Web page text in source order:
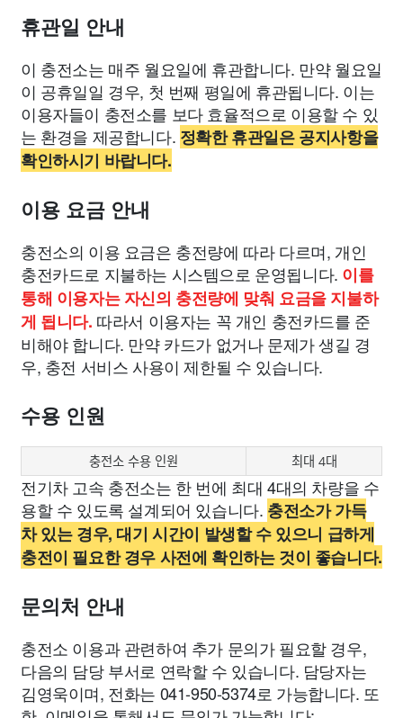
휴관일 안내
이 충전소는 매주 월요일에 휴관합니다. 만약 월요일
이 공휴일일 경우, 첫 번째 평일에 휴관됩니다. 이는
이용자들이 충전소를 보다 효율적으로 이용할 수 있
는 환경을 제공합니다. 정확한 휴관일은 공지사항을
확인하시기 바랍니다.
이용 요금 안내
충전소의 이용 요금은 충전량에 따라 다르며, 개인
충전카드로 지불하는 시스템으로 운영됩니다. 이를
통해 이용자는 자신의 충전량에 맞춰 요금을 지불하
게 됩니다. 따라서 이용자는 꼭 개인 충전카드를 준
비해야 합니다. 만약 카드가 없거나 문제가 생길 경
우, 충전 서비스 사용이 제한될 수 있습니다.
수용 인원
충전소 수용 인원 최대 4대
전기차 고속 충전소는 한 번에 최대 4대의 차량을 수
용할 수 있도록 설계되어 있습니다. 충전소가 가득
차 있는 경우, 대기 시간이 발생할 수 있으니 급하게
충전이 필요한 경우 사전에 확인하는 것이 좋습니다.
문의처 안내
충전소 이용과 관련하여 추가 문의가 필요할 경우,
다음의 담당 부서로 연락할 수 있습니다. 담당자는
김영욱이며, 전화는 041-950-5374로 가능합니다. 또